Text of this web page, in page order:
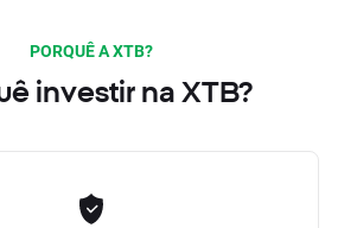
PORQUÊ A XTB?
investir na XTB?